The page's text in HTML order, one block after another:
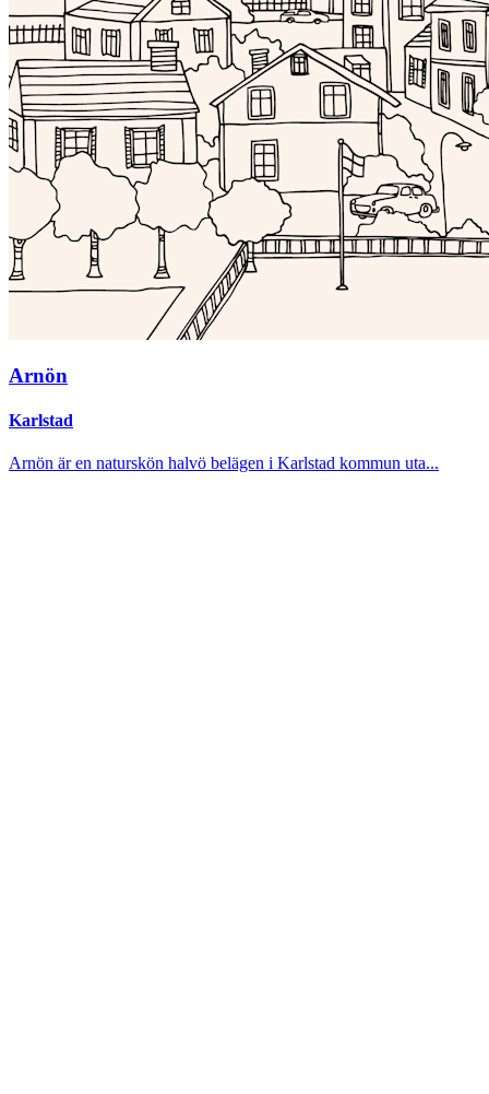
Arnön
Karlstad
Arnön är en naturskön halvö belägen i Karlstad kommun uta...